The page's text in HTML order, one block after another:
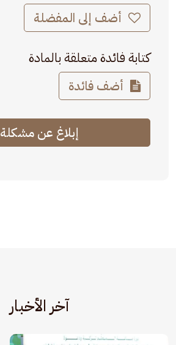
أضف إلى المفضلة
كتابة فائدة متعلقة بالمادة
أضف فائدة
إبلاغ عن مشكلة
آخر الأخبار